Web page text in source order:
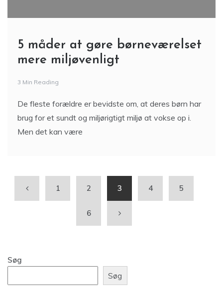
5 måder at gøre børneværelset
mere miljøvenligt
3 Min Reading
De fleste forældre er bevidste om, at deres børn har
brug for et sundt og miljørigtigt miljø at vokse op i.
Men det kan være
1 2 3 4 5
6
Søg
Søg